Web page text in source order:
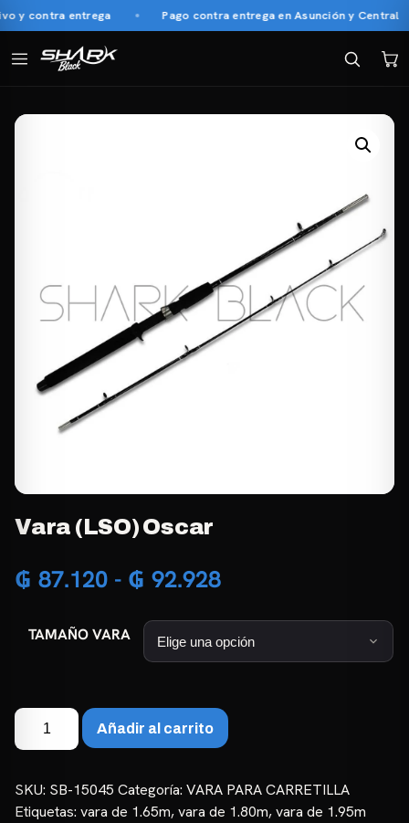
y contra entrega Pago contra entrega en Asunción y Central
Vara (LSO) Oscar
₲ 87.120 - ₲ 92.928Rango
de
precios:
₲ 87.120
hasta
₲ 92.928
TAMAÑO VARA
Vara
(LSO)
cantidad
Añadir al carrito
SKU: SB-15045 Categoría: VARA PARA CARRETILLA
Etiquetas: vara de 1.65m,vara de 1.80m,vara de 1.95m